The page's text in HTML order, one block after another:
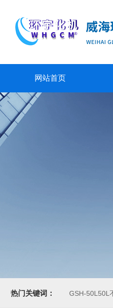
网站首页
热门关键词： GSH-50L50L